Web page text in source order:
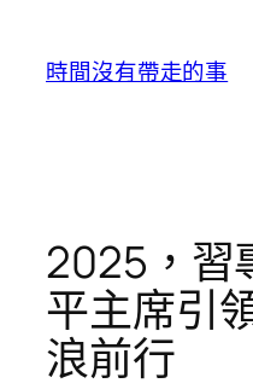
時間沒有帶走的事
2025，習
平主席引
浪前行